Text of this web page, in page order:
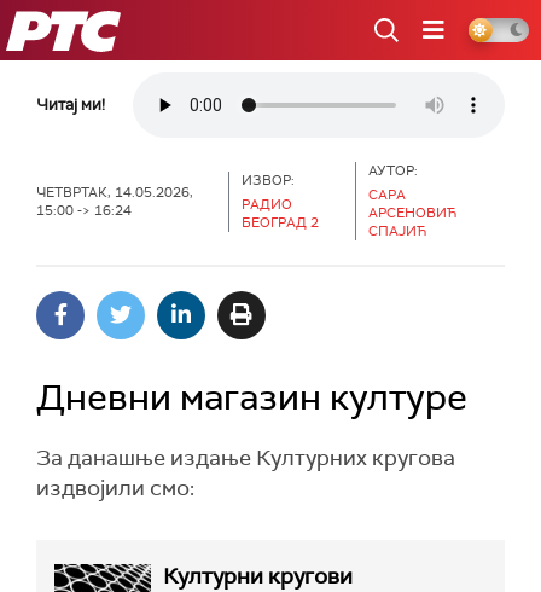
РТС
Читај ми!
ЧЕТВРТАК, 14.05.2026,
15:00 -> 16:24
ИЗВОР:
РАДИО
БЕОГРАД 2
АУТОР:
САРА
АРСЕНОВИЋ
СПАЈИЋ
Дневни магазин културе
За данашње издање Културних кругова
издвојили смо:
Културни кругови